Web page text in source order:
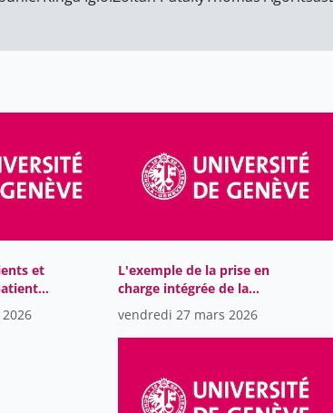
et
L'exemple de la prise en
charge intégrée de la
douleur chronique
vendredi 27 mars 2026